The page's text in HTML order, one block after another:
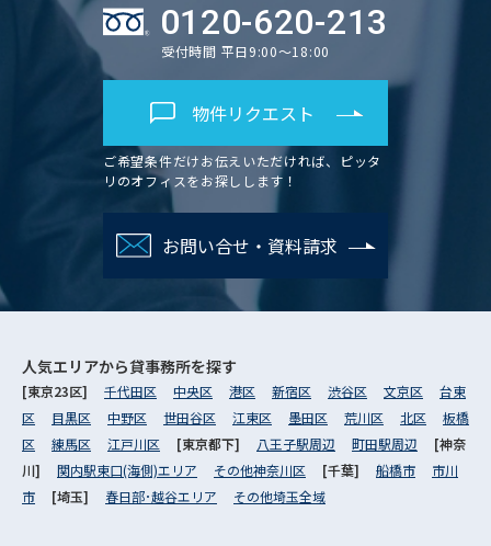
0120-620-213
受付時間 平日9:00～18:00
物件リクエスト
ご希望条件だけお伝えいただければ、ピッタ
リのオフィスをお探しします！
お問い合せ・資料請求
人気エリアから貸事務所を探す
[東京23区] 千代田区 中央区 港区 新宿区 渋谷区 文京区
台東
区
目黒区 中野区 世田谷区 江東区 墨田区 荒川区 北区
板橋
区
練馬区 江戸川区 [東京都下] 八王子駅周辺 町田駅周辺
[神奈
川] 関内駅東口(海側)エリア その他神奈川区 [千葉] 船橋市
市川
市
[埼玉] 春日部･越谷エリア その他埼玉全域